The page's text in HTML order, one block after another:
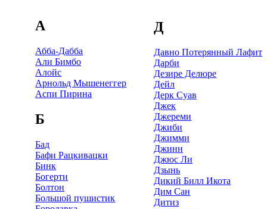
А
Абба-Дабба
Али Бимбо
Алойс
Арнольд Мышенеггер
Аспи Пирина
Б
Бад
Бафи Рацкивацки
Бинк
Богерти
Болтон
Большой пушистик
Д
Давно Потерянный Лафит
Дарби
Дезире Делюре
Дейл
Дерк Суав
Джек
Джереми
Джиби
Джимми
Джинн
Джюс Ли
Дзынь
Дикий Билл Икота
Дим Сан
Дитиз